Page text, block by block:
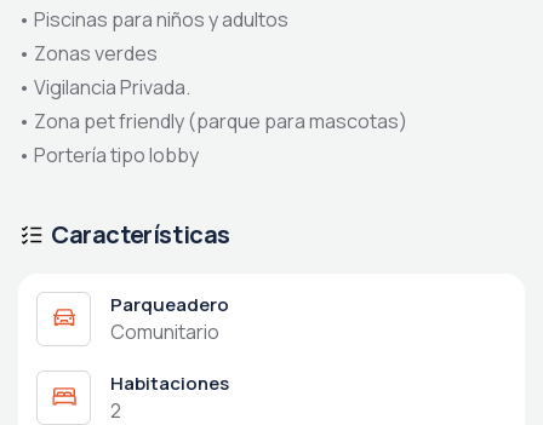
• Piscinas para niños y adultos
• Zonas verdes
• Vigilancia Privada.
• Zona pet friendly (parque para mascotas)
• Portería tipo lobby
Características
Parqueadero
Comunitario
Habitaciones
2